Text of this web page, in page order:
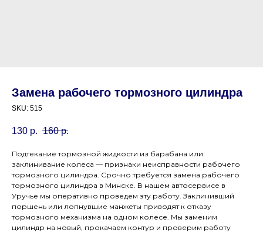
Замена рабочего тормозного цилиндра
SKU: 515
130 р. 160 р.
Подтекание тормозной жидкости из барабана или
заклинивание колеса — признаки неисправности рабочего
тормозного цилиндра. Срочно требуется замена рабочего
тормозного цилиндра в Минске. В нашем автосервисе в
Уручье мы оперативно проведем эту работу. Заклинивший
поршень или лопнувшие манжеты приводят к отказу
тормозного механизма на одном колесе. Мы заменим
цилиндр на новый, прокачаем контур и проверим работу